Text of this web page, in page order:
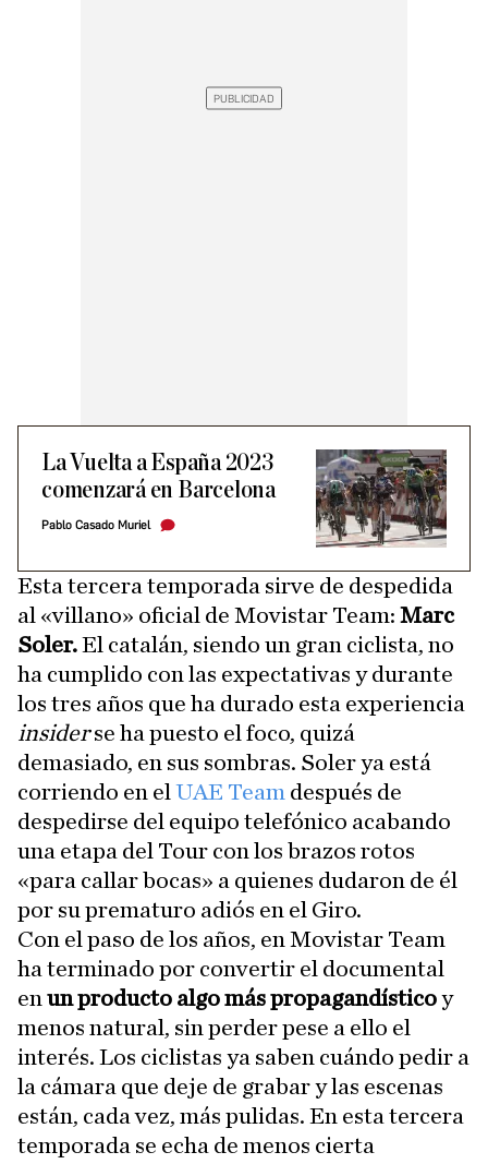
La Vuelta a España 2023
comenzará en Barcelona
Pablo Casado Muriel
Esta tercera temporada sirve de despedida
al «villano» oficial de Movistar Team: Marc
Soler.El catalán, siendo un gran ciclista, no
ha cumplido con las expectativas y durante
los tres años que ha durado esta experiencia
insiderse ha puesto el foco, quizá
demasiado, en sus sombras. Soler ya está
corriendo en el UAE Team después de
despedirse del equipo telefónico acabando
una etapa del Tour con los brazos rotos
«para callar bocas» a quienes dudaron de él
por su prematuro adiós en el Giro.
Con el paso de los años, en Movistar Team
ha terminado por convertir el documental
en un producto algo más propagandísticoy
menos natural, sin perder pese a ello el
interés. Los ciclistas ya saben cuándo pedir a
la cámara que deje de grabar y las escenas
están, cada vez, más pulidas. En esta tercera
temporada se echa de menos cierta